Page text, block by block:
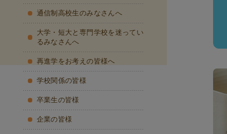
通信制高校生のみなさんへ
大学・短大と専門学校を迷ってい
るみなさんへ
再進学をお考えの皆様へ
学校関係の皆様
卒業生の皆様
企業の皆様